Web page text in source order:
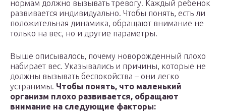
нормам должно вызывать тревогу. Каждый ребенок
развивается индивидуально. Чтобы понять, есть ли
положительная динамика, обращают внимание не
только на вес, но и другие параметры.
Выше описывалось, почему новорожденный плохо
набирает вес. Указывались и причины, которые не
должны вызывать беспокойства – они легко
устранимы. Чтобы понять, что маленький
организм плохо развивается, обращают
внимание на следующие факторы: